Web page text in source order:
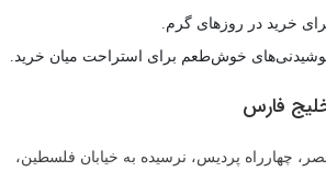
خرید در روزهای گرم.
خوش‌طعم برای استراحت میان خرید.
فارس
چهارراه پردیس، نرسیده به خیابان فلسطین،